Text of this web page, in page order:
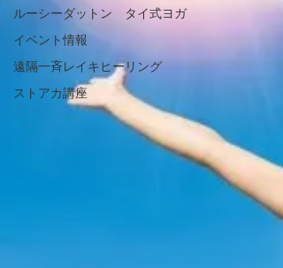
ルーシーダットン タイ式ヨガ
イベント情報
遠隔一斉レイキヒーリング
ストアカ講座